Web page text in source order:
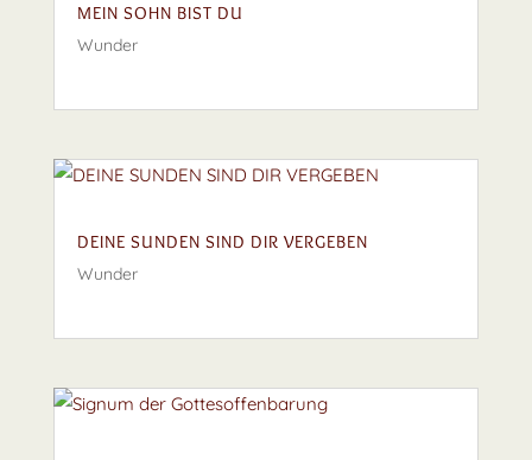
MEIN SOHN BIST DU
Wunder
DEINE SUNDEN SIND DIR VERGEBEN
Wunder